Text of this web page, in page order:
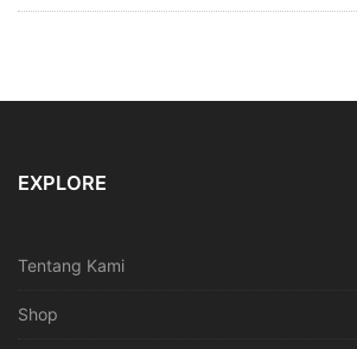
EXPLORE
Tentang Kami
Shop